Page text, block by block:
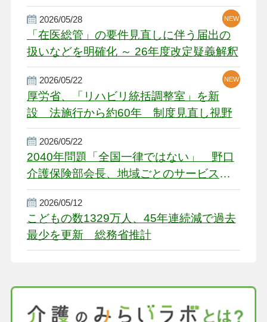
厳しい経営環境に危機感
2026/05/28
「在医総管」の要件見直しに伴う届出の
扱いなどを明確化 ～ 26年度改定疑義解釈
NEW
NEW
2026/05/22
厚労省、「リハビリ統括調整室」を新
設 法施行から約60年 制度見直し視野
NEW
2026/05/22
2040年問題「全国一律ではない」 野口
介護保険部会長、地域ごとのサービス基
盤整備を促す
2026/05/12
こどもの数1329万人、45年連続減で過去
最少を更新 総務省推計